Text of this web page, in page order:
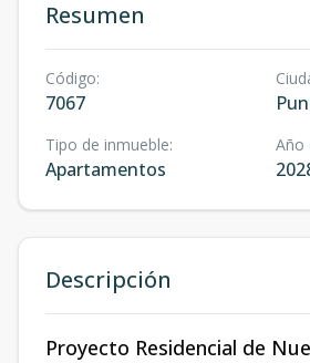
Resumen
Código:
7067
Tipo de inmueble:
Apartamentos
Año
Descripción
Proyecto Residencial de